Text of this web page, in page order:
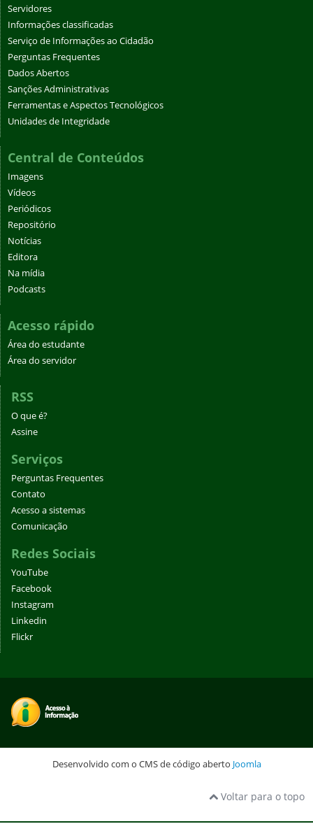
Servidores
Informações classificadas
Serviço de Informações ao Cidadão
Perguntas Frequentes
Dados Abertos
Sanções Administrativas
Ferramentas e Aspectos Tecnológicos
Unidades de Integridade
Central de Conteúdos
Imagens
Vídeos
Periódicos
Repositório
Notícias
Editora
Na mídia
Podcasts
Acesso rápido
Área do estudante
Área do servidor
RSS
O que é?
Assine
Serviços
Perguntas Frequentes
Contato
Acesso a sistemas
Comunicação
Redes Sociais
YouTube
Facebook
Instagram
Linkedin
Flickr
Desenvolvido com o CMS de código aberto Joomla
Voltar para o topo